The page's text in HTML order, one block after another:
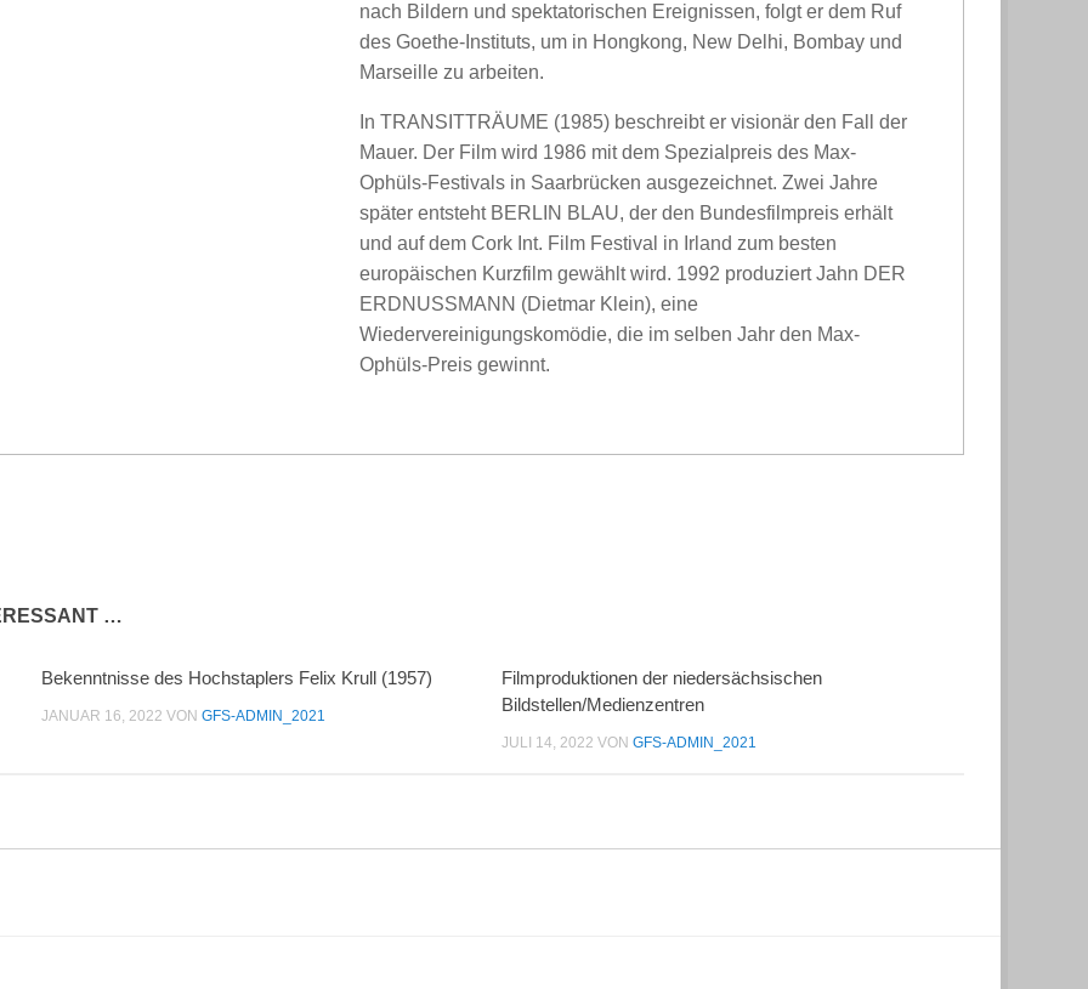
nach Bildern und spektatorischen Ereignissen, folgt er dem Ruf
des Goethe-Instituts, um in Hongkong, New Delhi, Bombay und
Marseille zu arbeiten.
In TRANSITTRÄUME (1985) beschreibt er visionär den Fall der
Mauer. Der Film wird 1986 mit dem Spezialpreis des Max-
Ophüls-Festivals in Saarbrücken ausgezeichnet. Zwei Jahre
später entsteht BERLIN BLAU, der den Bundesfilmpreis erhält
und auf dem Cork Int. Film Festival in Irland zum besten
europäischen Kurzfilm gewählt wird. 1992 produziert Jahn DER
ERDNUSSMANN (Dietmar Klein), eine
Wiedervereinigungskomödie, die im selben Jahr den Max-
Ophüls-Preis gewinnt.
…
Bekenntnisse des Hochstaplers Felix Krull (1957)
JANUAR 16, 2022 VON GFS-ADMIN_2021
Filmproduktionen der niedersächsischen
Bildstellen/Medienzentren
JULI 14, 2022 VONGFS-ADMIN_2021